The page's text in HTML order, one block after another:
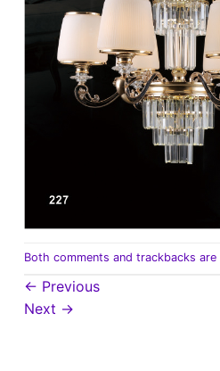
Both comments and trackbacks
← Previous
Next →